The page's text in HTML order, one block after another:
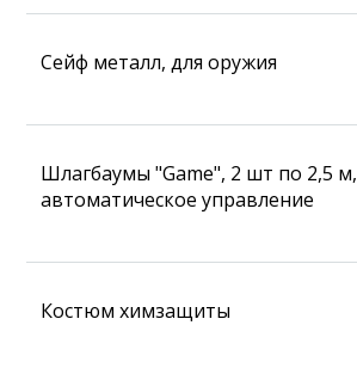
Сейф металл, для оружия
Шлагбаумы "Game", 2 шт по 2,5 м,
автоматическое управление
Костюм химзащиты